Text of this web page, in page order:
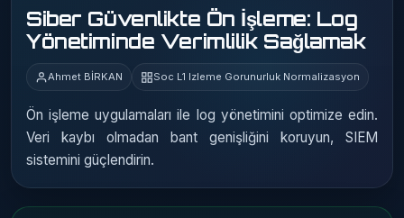
Siber Güvenlikte Ön İşleme: Log
Yönetiminde Verimlilik Sağlamak
Ahmet BİRKAN Soc L1 Izleme Gorunurluk Normalizasyon
Ön işleme uygulamaları ile log yönetimini optimize edin.
Veri kaybı olmadan bant genişliğini koruyun, SIEM
sistemini güçlendirin.